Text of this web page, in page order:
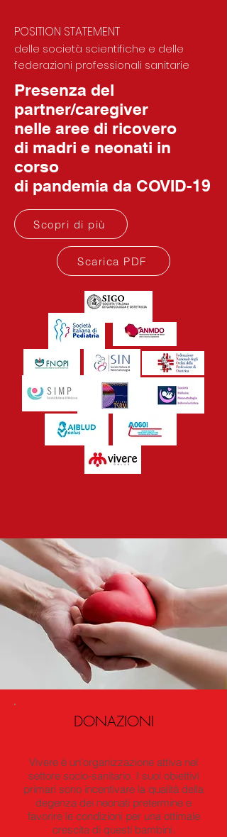
POSITION STATEMENT
delle società scientifiche e delle
federazioni professionali sanitarie
Presenza del
partner/caregiver
nelle aree di ricovero
di madri e neonati in
corso
di pandemia da COVID-19
Scopri di più
Scarica PDF
DONAZIONI
Vivere è un'organizzazione attiva nel
settore socio-sanitario. I suoi obiettivi
primari sono incentivare la qualità della
degenza dei neonati pretermine e
favorire le condizioni per una ottimale
crescita di questi bambini.